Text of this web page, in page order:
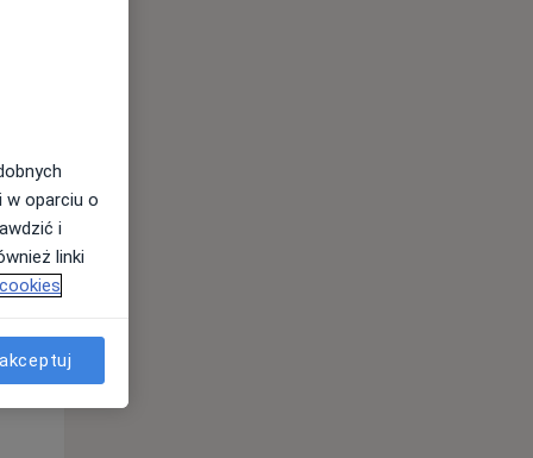
Wt,
11 Sie
w oparciu o
i
linki